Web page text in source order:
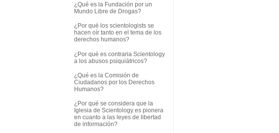
¿Qué es la Fundación por un
Mundo Libre de Drogas?
¿Por qué los scientologists se
hacen oír tanto en el tema de los
derechos humanos?
¿Por qué es contraria Scientology
a los abusos psiquiátricos?
¿Qué es la Comisión de
Ciudadanos por los Derechos
Humanos?
¿Por qué se considera que la
Iglesia de Scientology es pionera
en cuanto a las leyes de libertad
de información?